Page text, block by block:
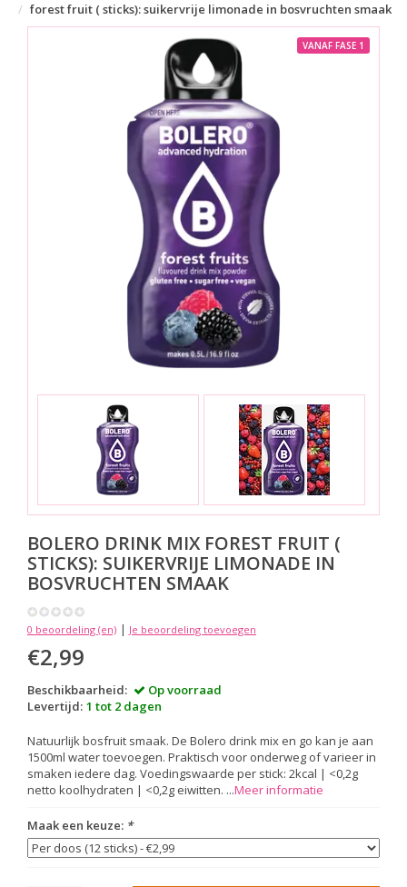
forest fruit ( sticks): suikervrije limonade in bosvruchten smaak
VANAF FASE 1
BOLERO DRINK MIX FOREST FRUIT (
STICKS): SUIKERVRIJE LIMONADE IN
BOSVRUCHTEN SMAAK
0 beoordeling (en) | Je beoordeling toevoegen
€2,99
Beschikbaarheid:
Op voorraad
Levertijd: 1 tot 2 dagen
Natuurlijk bosfruit smaak. De Bolero drink mix en go kan je aan
1500ml water toevoegen. Praktisch voor onderweg of varieer in
smaken iedere dag. Voedingswaarde per stick: 2kcal | <0,2g
netto koolhydraten | <0,2g eiwitten. ...Meer informatie
Maak een keuze: *